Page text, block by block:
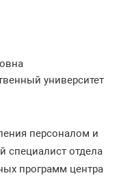
университет
персоналом и
специалист отдела
программ центра